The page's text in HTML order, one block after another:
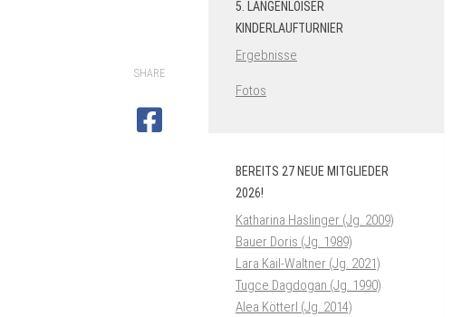
SHARE
5. LANGENLOISER
KINDERLAUFTURNIER
Ergebnisse
Fotos
BEREITS 27 NEUE MITGLIEDER
2026!
Katharina Haslinger (Jg. 2009)
Bauer Doris (Jg. 1989)
Lara Kail-Waltner (Jg. 2021)
Tugce Dagdogan (Jg. 1990)
Alea Kötterl (Jg. 2014)